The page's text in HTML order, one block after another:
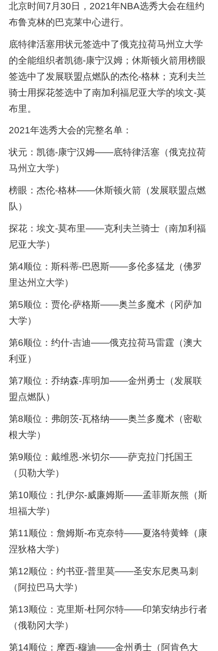
北京时间7月30日，2021年NBA选秀大会在纽约
布鲁克林的巴克莱中心进行。
底特律活塞用状元签选中了俄克拉荷马州立大学
的全能组织者凯德-康宁汉姆；休斯顿火箭用榜眼
签选中了发展联盟点燃队的杰伦-格林；克利夫兰
骑士用探花签选中了南加利福尼亚大学的埃文-莫
布里。
2021年选秀大会的完整名单：
状元：凯德-康宁汉姆——底特律活塞（俄克拉荷
马州立大学）
榜眼：杰伦-格林——休斯顿火箭（发展联盟点燃
队）
探花：埃文-莫布里——克利夫兰骑士（南加利福
尼亚大学）
第4顺位：斯科蒂-巴恩斯——多伦多猛龙（佛罗
里达州立大学）
第5顺位：贾伦-萨格斯——奥兰多魔术（冈萨加
大学）
第6顺位：约什-吉迪——俄克拉荷马雷霆（澳大
利亚）
第7顺位：乔纳森-库明加——金州勇士（发展联
盟点燃队）
第8顺位：弗朗茨-瓦格纳——奥兰多魔术（密歇
根大学）
第9顺位：戴维恩-米切尔——萨克拉门托国王
（贝勒大学）
第10顺位：扎伊尔-威廉姆斯——孟菲斯灰熊（斯
坦福大学）
第11顺位：詹姆斯-布克奈特——夏洛特黄蜂（康
涅狄格大学）
第12顺位：约书亚-普里莫——圣安东尼奥马刺
（阿拉巴马大学）
第13顺位：克里斯-杜阿尔特——印第安纳步行者
（俄勒冈大学）
第14顺位：摩西-穆迪——金州勇士（阿肯色大